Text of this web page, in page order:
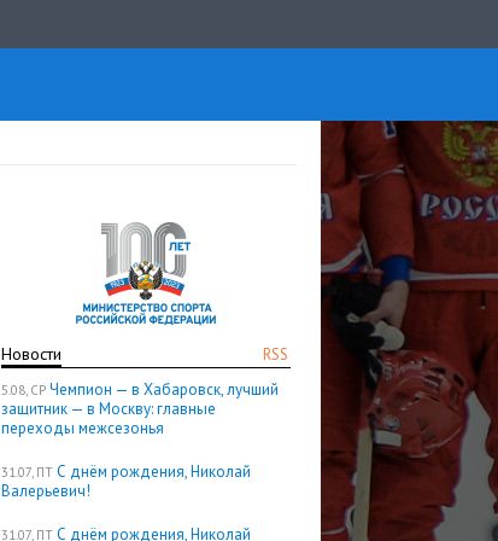
RSS
Новости
5.08, СР Чемпион — в Хабаровск, лучший
защитник — в Москву: главные
переходы межсезонья
31.07, ПТ С днём рождения, Николай
Валерьевич!
31.07, ПТ С днём рождения, Николай